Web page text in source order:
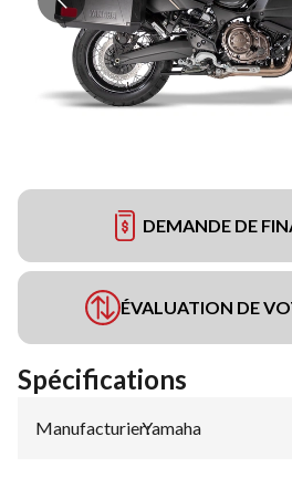
DEMANDE DE
ÉVALUATION DE
Spécifications
Manufacturier:
Yamaha